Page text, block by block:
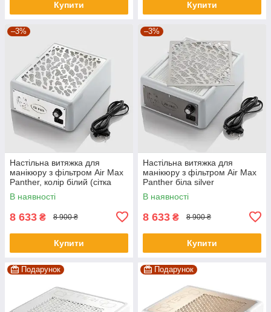
Купити Купити
–3%
Настільна витяжка для
манікюру з фільтром Air Max
Panther, колір білий (сітка
біла)
В наявності
8 633 ₴ 8 900 ₴
Купити
–3%
Настільна витяжка для
манікюру з фільтром Air Max
Panther біла silver
В наявності
8 633 ₴ 8 900 ₴
Купити
Подарунок Подарунок